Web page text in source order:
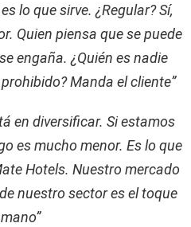
lo que sirve. ¿Regular? Sí,
Quien piensa que se puede
engaña. ¿Quién es nadie
Manda el cliente”
en diversificar. Si estamos
es mucho menor. Es lo que
Hotels. Nuestro mercado
nuestro sector es el toque